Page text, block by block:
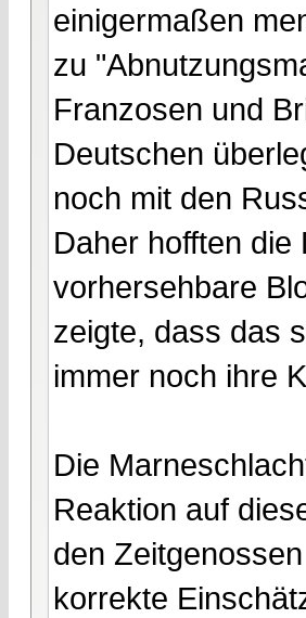
einigermaßen
zu
Franzosen und
Deutschen
noch mit den
Daher hofften
vorhersehbare
zeigte, dass das
immer noch ihre
Die
Reaktion auf
den
korrekte